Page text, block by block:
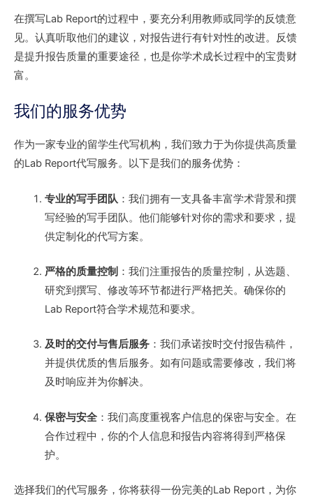
在撰写Lab Report的过程中，要充分利用教师或同学的反馈意
见。认真听取他们的建议，对报告进行有针对性的改进。反馈
是提升报告质量的重要途径，也是你学术成长过程中的宝贵财
富。
我们的服务优势
作为一家专业的留学生代写机构，我们致力于为你提供高质量
的Lab Report代写服务。以下是我们的服务优势：
专业的写手团队 ：我们拥有一支具备丰富学术背景和撰
写经验的写手团队。他们能够针对你的需求和要求，提
供定制化的代写方案。
严格的质量控制 ：我们注重报告的质量控制，从选题、
研究到撰写、修改等环节都进行严格把关。确保你的
Lab Report符合学术规范和要求。
及时的交付与售后服务：我们承诺按时交付报告稿件，
并提供优质的售后服务。如有问题或需要修改，我们将
及时响应并为你解决。
保密与安全：我们高度重视客户信息的保密与安全。在
合作过程中，你的个人信息和报告内容将得到严格保
护。
选择我们的代写服务，你将获得一份完美的Lab Report，为你